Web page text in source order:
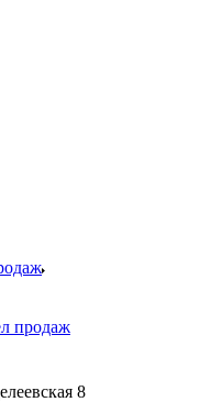
продаж
8